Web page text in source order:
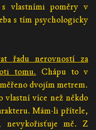
s vlastními poměry v
s tím psychologicky
řadu nerovností za
tomu. Chápu to v
dvojím metrem.
vlastní více než někdo
Mám-li přítele,
nevykořisťuje mě. Z